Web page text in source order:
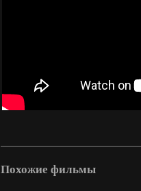
Похожие фильмы